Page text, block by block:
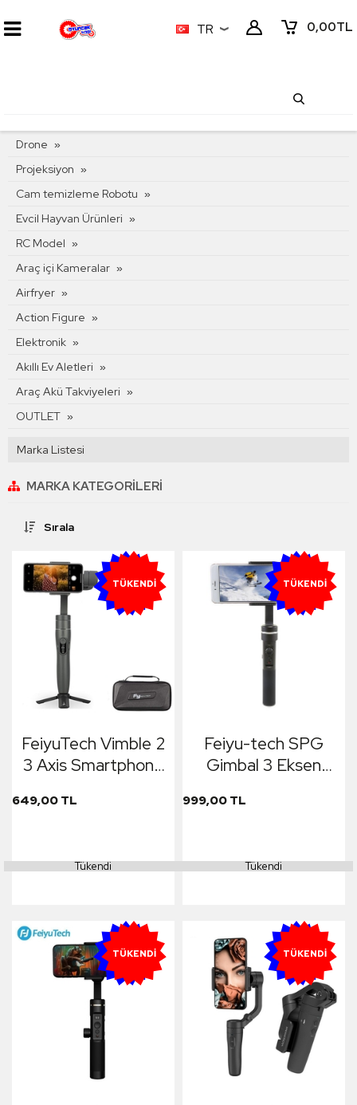
0,00TL
TR
Drone
Projeksiyon
Cam temizleme Robotu
Evcil Hayvan Ürünleri
RC Model
Araç içi Kameralar
Airfryer
Action Figure
Elektronik
Akıllı Ev Aletleri
Araç Akü Takviyeleri
OUTLET
Marka Listesi
MARKA KATEGORILERI
Sırala
YENI
TÜKENDI
FeiyuTech Vimble 2
3 Axis Smartphone
649,00 TL
Tükendi
YENI
TÜKENDI
Feiyu-tech SPG
Gimbal 3 Eksen
Stabilizasyon
999,00 TL
Tükendi
YENI
TÜKENDI YENI
TÜKENDI